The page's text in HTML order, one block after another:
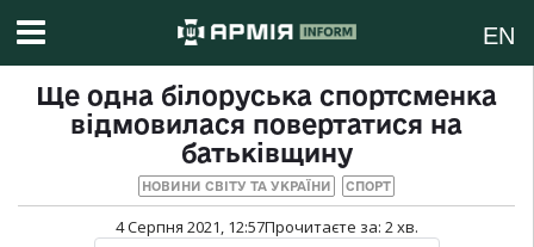
EN
Ще одна білоруська спортсменка
відмовилася повертатися на
батьківщину
НОВИНИ СВІТУ ТА УКРАЇНИ СПОРТ
4 Серпня 2021, 12:57Прочитаєте за: 2хв.